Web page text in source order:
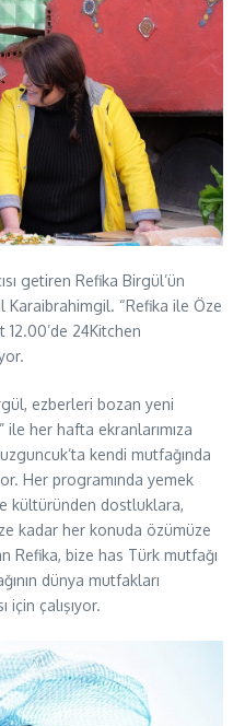
getiren Refika Birgül’ün
Karaibrahimgil. “Refika ile Öze
24Kitchen
ezberleri bozan yeni
ile her hafta ekranlarımıza
kendi mutfağında
Her programında yemek
kültüründen dostluklara,
kadar her konuda özümüze
Refika, bize has Türk mutfağı
dünya mutfakları
için çalışıyor.